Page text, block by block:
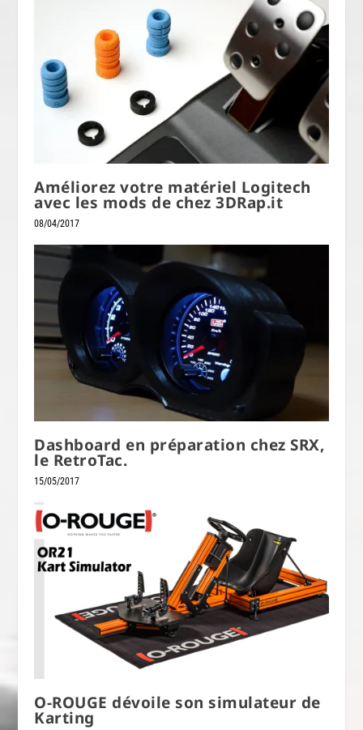
Améliorez votre matériel Logitech
avec les mods de chez 3DRap.it
08/04/2017
Dashboard en préparation chez SRX,
le RetroTac.
15/05/2017
O-ROUGE dévoile son simulateur de
Karting